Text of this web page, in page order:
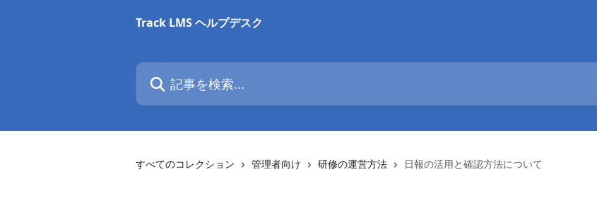
Track LMS ヘルプデスク
記事を検索...
すべてのコレクション 管理者向け 研修の運営方法 日報の活用と確認方法について